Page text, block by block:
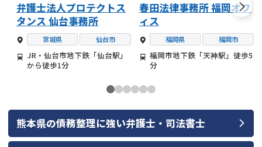
弁護士法人プロテクトス
タンス 仙台事務所
宮城県 仙台市
JR・仙台市地下鉄「仙台駅」
から徒歩1分
春田法律事務所 福岡オフ
ィス
福岡県 福岡市
福岡市地下鉄「天神駅」徒歩5
分
熊本県の債務整理に強い弁護士・司法書士